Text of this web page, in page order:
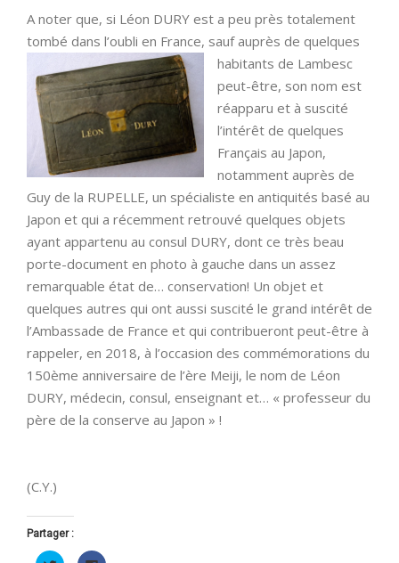
A noter que, si Léon DURY est a peu près totalement
tombé dans l’oubli en France, sauf auprès de quelques
habitants de Lambesc
peut-être, son nom est
réapparu et à suscité
l’intérêt de quelques
Français au Japon,
notamment auprès de
Guy de la RUPELLE, un spécialiste en antiquités basé au
Japon et qui a récemment retrouvé quelques objets
ayant appartenu au consul DURY, dont ce très beau
porte-document en photo à gauche dans un assez
remarquable état de… conservation! Un objet et
quelques autres qui ont aussi suscité le grand intérêt de
l’Ambassade de France et qui contribueront peut-être à
rappeler, en 2018, à l’occasion des commémorations du
150ème anniversaire de l’ère Meiji, le nom de Léon
DURY, médecin, consul, enseignant et… « professeur du
père de la conserve au Japon » !
(C.Y.)
Partager :